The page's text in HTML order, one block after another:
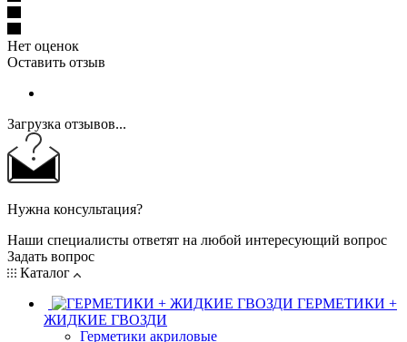
Нет оценок
Оставить отзыв
Загрузка отзывов...
Нужна консультация?
Наши специалисты ответят на любой интересующий вопрос
Задать вопрос
Каталог
ГЕРМЕТИКИ +
ЖИДКИЕ ГВОЗДИ
Герметики акриловые